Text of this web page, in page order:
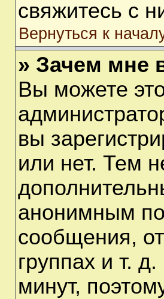
свяжитесь с
Вернуться к
» Зачем мне
Вы можете
вы
или нет. Тем
анонимным
сообщения,
группах и т.
минут,